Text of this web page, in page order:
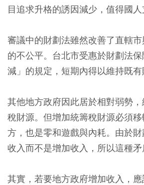
目追求升格的誘因減少，值得國人
審議中的財劃法雖然改善了直轄
的不公平。台北市受惠於財劃法
減」的規定，短期內得以維持既有
其他地方政府因此居於相對弱勢
稅財源。但增加統籌稅財源必須
方，也是零和遊戲與內耗。由於
收入而不是增加收入，所以這種矛
其實，若要地方政府增加收入，應